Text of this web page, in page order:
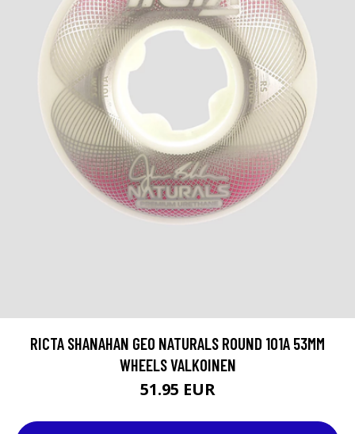
RICTA SHANAHAN GEO NATURALS ROUND 101A 53MM
WHEELS VALKOINEN
51.95 EUR